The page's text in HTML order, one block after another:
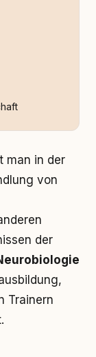
man in der
von
der
Trainern